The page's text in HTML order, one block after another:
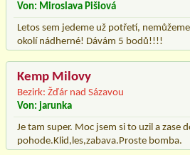
Von: Miroslava Pišiová
Letos sem jedeme už potřetí,
okolí nádherné! Dávám 5 bodů!!!!
Kemp Milovy
Bezirk: Žďár nad Sázavou
Von: jarunka
Je tam super. Moc jsem si to uzil a zase
pohode.Klid,les,zabava.Proste bomba.